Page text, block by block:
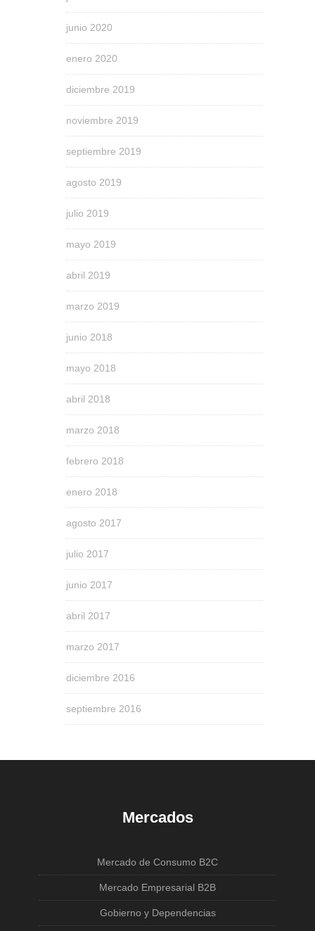
junio 2020
enero 2020
diciembre 2019
noviembre 2019
septiembre 2019
agosto 2019
julio 2019
mayo 2019
abril 2019
marzo 2019
junio 2018
mayo 2018
abril 2018
marzo 2018
febrero 2018
enero 2018
agosto 2017
julio 2017
junio 2017
abril 2017
marzo 2017
diciembre 2016
septiembre 2016
Mercados
Mercado de Consumo B2C
Mercado Empresarial B2B
Gobierno y Dependencias